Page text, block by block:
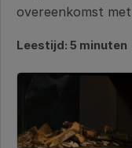
overeenkomst
Leestijd: 5 minuten